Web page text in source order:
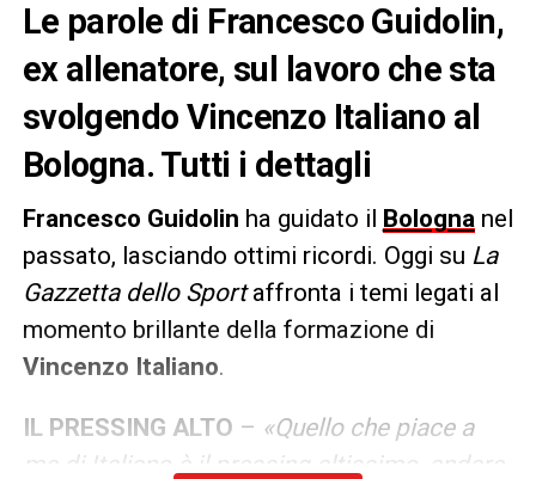
Le parole di Francesco Guidolin,
ex allenatore, sul lavoro che sta
svolgendo Vincenzo Italiano al
Bologna. Tutti i dettagli
Francesco Guidolin ha guidato il Bolognanel
passato, lasciando ottimi ricordi. Oggi su La
Gazzetta dello Sportaffronta i temi legati al
momento brillante della formazione di
Vincenzo Italiano.
IL PRESSING ALTO – «Quello che piace a
me di Italiano è il pressing altissimo, andare